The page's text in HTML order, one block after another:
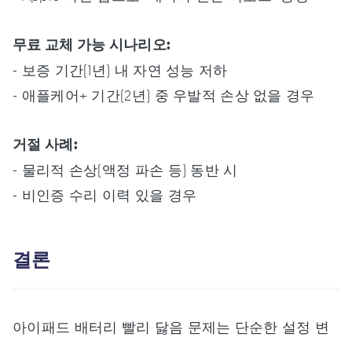
무료 교체 가능 시나리오:
- 보증 기간(1년) 내 자연 성능 저하
- 애플케어+ 기간(2년) 중 우발적 손상 없을 경우
거절 사례:
- 물리적 손상(액정 파손 등) 동반 시
- 비인증 수리 이력 있을 경우
결론
아이패드 배터리 빨리 닳음 문제는 단순한 설정 변